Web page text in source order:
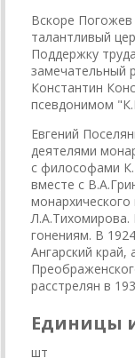
Вскоре Погожев
талантливый
Поддержку
замечательный
Константин
псевдонимом
Евгений
деятелями
с философами
вместе с
Л.А.Тихомирова.
гонениям. В
Ангарский край,
расстрелян в
Единицы
шт